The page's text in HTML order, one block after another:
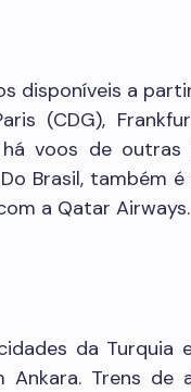
disponíveis a
(CDG),
voos de outras
Brasil, também
a Qatar Airways.
da Turquia
Ankara. Trens de